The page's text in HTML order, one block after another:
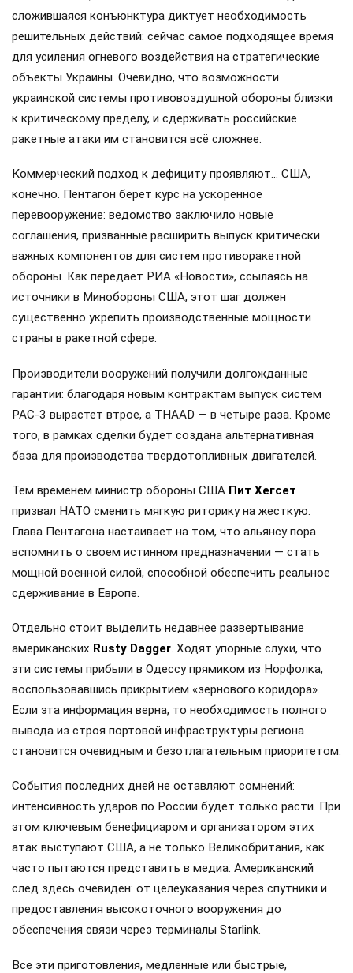
сложившаяся конъюнктура диктует необходимость
решительных действий: сейчас самое подходящее время
для усиления огневого воздействия на стратегические
объекты Украины. Очевидно, что возможности
украинской системы противовоздушной обороны близки
к критическому пределу, и сдерживать российские
ракетные атаки им становится всё сложнее.
Коммерческий подход к дефициту проявляют… США,
конечно. Пентагон берет курс на ускоренное
перевооружение: ведомство заключило новые
соглашения, призванные расширить выпуск критически
важных компонентов для систем противоракетной
обороны. Как передает РИА «Новости», ссылаясь на
источники в Минобороны США, этот шаг должен
существенно укрепить производственные мощности
страны в ракетной сфере.
Производители вооружений получили долгожданные
гарантии: благодаря новым контрактам выпуск систем
PAC-3 вырастет втрое, а THAAD — в четыре раза. Кроме
того, в рамках сделки будет создана альтернативная
база для производства твердотопливных двигателей.
Тем временем министр обороны США Пит Хегсет
призвал НАТО сменить мягкую риторику на жесткую.
Глава Пентагона настаивает на том, что альянсу пора
вспомнить о своем истинном предназначении — стать
мощной военной силой, способной обеспечить реальное
сдерживание в Европе.
Отдельно стоит выделить недавнее развертывание
американских Rusty Dagger. Ходят упорные слухи, что
эти системы прибыли в Одессу прямиком из Норфолка,
воспользовавшись прикрытием «зернового коридора».
Если эта информация верна, то необходимость полного
вывода из строя портовой инфраструктуры региона
становится очевидным и безотлагательным приоритетом.
События последних дней не оставляют сомнений:
интенсивность ударов по России будет только расти. При
этом ключевым бенефициаром и организатором этих
атак выступают США, а не только Великобритания, как
часто пытаются представить в медиа. Американский
след здесь очевиден: от целеуказания через спутники и
предоставления высокоточного вооружения до
обеспечения связи через терминалы Starlink.
Все эти приготовления, медленные или быстрые,